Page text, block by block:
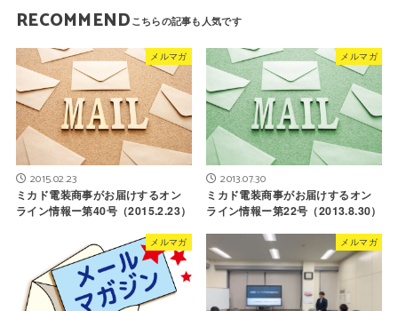
RECOMMEND
メルマガ
2015.02.23
ミカド電装商事がお届けするオン
ライン情報ー第40号（2015.2.23）
メルマガ
2013.07.30
ミカド電装商事がお届けするオン
ライン情報ー第22号（2013.8.30）
メルマガ メルマガ